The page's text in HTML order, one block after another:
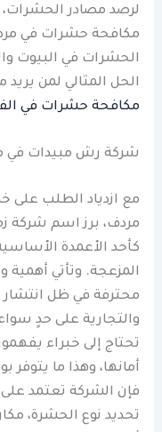
لرصد مصادر
مكافحة حشرات في
الحشرات في البيوت
الحل المثالي لمن
مكافحة حشرات في
شركة رش مبيدات في
مع ازدياد الطلب
مردف، برز اسم شركة
كأحد الأعمدة
المزعجة. وتأتي
محترفة في ظل انتشار
والتجارية على حدٍ
تحتاج إلى خبراء
أمانها، وهذا ما
فإن الشركة تعتمد
تحديد نوع الحشرة،